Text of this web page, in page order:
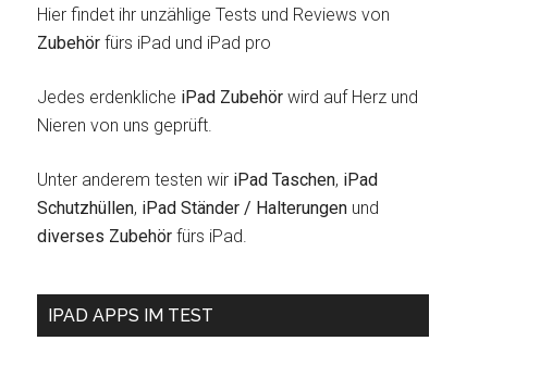
Hier findet ihr unzählige Tests und Reviews von
Zubehör fürs iPad und iPad pro
Jedes erdenkliche iPad Zubehör wird auf Herz und
Nieren von uns geprüft.
Unter anderem testen wir iPad Taschen, iPad
Schutzhüllen, iPad Ständer / Halterungen und
diverses Zubehör fürs iPad.
IPAD APPS IM TEST